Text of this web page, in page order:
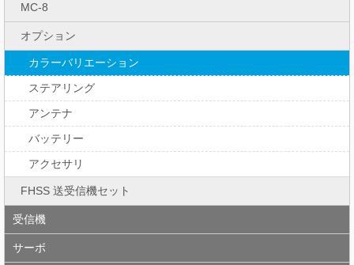
MC-8
オプション
カラーバリエーション
ステアリング
アンテナ
バッテリー
アクセサリ
FHSS 送受信機セット
受信機
サーボ